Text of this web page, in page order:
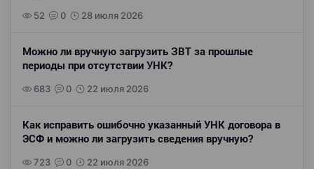
52 0 28 июля 2026
Можно ли вручную загрузить ЗВТ за прошлые
периоды при отсутствии УНК?
683 0 22 июля 2026
Как исправить ошибочно указанный УНК договора в
ЭСФ и можно ли загрузить сведения вручную?
723 0 22 июля 2026